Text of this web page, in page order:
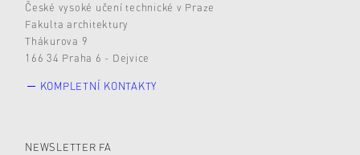
České vysoké učení technické v Praze
Fakulta architektury
Thákurova 9
166 34 Praha 6 - Dejvice
KOMPLETNÍ KONTAKTY
NEWSLETTER FA